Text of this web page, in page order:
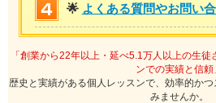
🌟 よくある質問やお問い
「創業から22年以上・延べ5.1万人以上の生
ンでの実績と信頼
歴史と実績がある個人レッスンで、効率的か
みませんか。